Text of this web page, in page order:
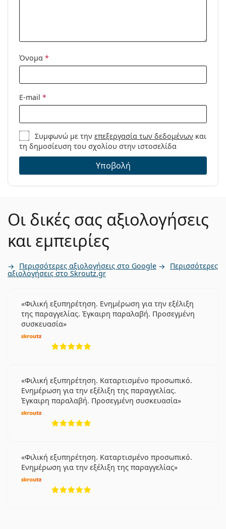
Όνομα *
E-mail *
Συμφωνώ με τηνεπεξεργασία των δεδομένων και
τη δημοσίευση του σχολίου στην ιστοσελίδα
Υποβολή
Οι δικές σας αξιολογήσεις
και εμπειρίες
Περισσότερες αξιολογήσεις στο Google Περισσότερες
αξιολογήσεις στο Skroutz.gr
Φιλική εξυπηρέτηση. Ενημέρωση για την εξέλιξη
της παραγγελίας. Έγκαιρη παραλαβή. Προσεγμένη
συσκευασία
Φιλική εξυπηρέτηση. Καταρτισμένο προσωπικό.
Ενημέρωση για την εξέλιξη της παραγγελίας.
Έγκαιρη παραλαβή. Προσεγμένη συσκευασία
Φιλική εξυπηρέτηση. Καταρτισμένο προσωπικό.
Ενημέρωση για την εξέλιξη της παραγγελίας